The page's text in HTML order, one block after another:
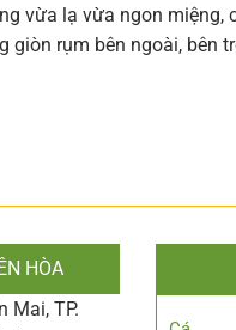
vừa lạ vừa ngon
giòn rụm bên ngoài,
HÒA
Mai, TP.